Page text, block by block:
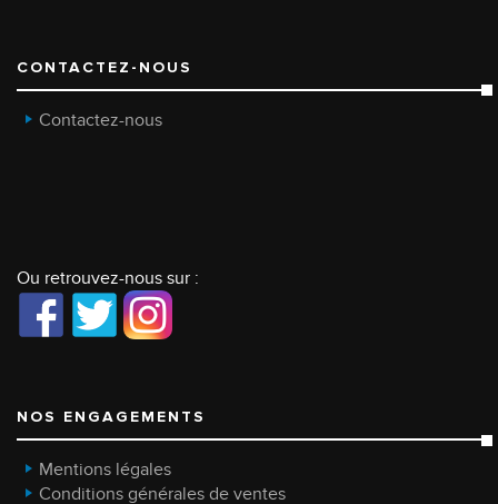
CONTACTEZ-NOUS
Contactez-nous
Ou retrouvez-nous sur :
NOS ENGAGEMENTS
Mentions légales
Conditions générales de ventes